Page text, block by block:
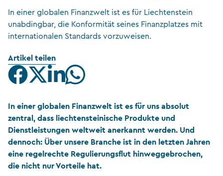
In einer globalen Finanzwelt ist es für Liechtenstein
unabdingbar, die Konformität seines Finanzplatzes mit
internationalen Standards vorzuweisen.
Artikel teilen
In einer globalen Finanzwelt ist es für uns absolut
zentral, dass liechtensteinische Produkte und
Dienstleistungen weltweit anerkannt werden. Und
dennoch: Über unsere Branche ist in den letzten Jahren
eine regelrechte Regulierungsflut hinweggebrochen,
die nicht nur Vorteile hat.